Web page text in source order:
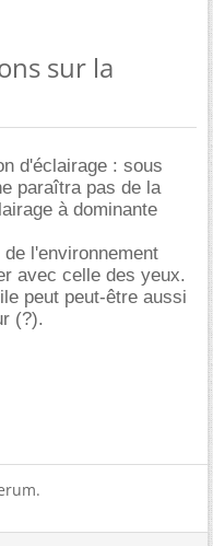
sur la
d'éclairage : sous
paraîtra pas de la
à dominante
l'environnement
avec celle des yeux.
peut peut-être aussi
(?).